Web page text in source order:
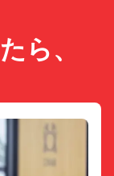
ら、